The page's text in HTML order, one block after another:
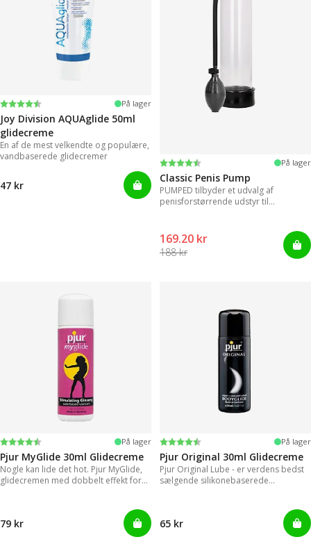
Vurdering:
4.2 ud af 5 stjerner På lager
Joy Division AQUAglide 50ml
glidecreme
En af de mest velkendte og populære,
vandbaserede glidecremer
47 kr
Vurdering:
4.3 ud af 5 stjerner På lager
Classic Penis Pump
PUMPED tilbyder et udvalg af
penisforstørrende udstyr til
169.20 kr
188 kr
Vurdering:
4.2 ud af 5 stjerner På lager
Pjur MyGlide 30ml Glidecreme
Nogle kan lide det hot. Pjur MyGlide,
glidecremen med dobbelt effekt for
79 kr
Vurdering:
4.2 ud af 5 stjerner På lager
Pjur Original 30ml Glidecreme
Pjur Original Lube - er verdens bedst
sælgende silikonebaserede
65 kr